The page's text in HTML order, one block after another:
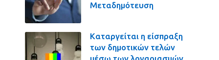
Μεταδημότευση
Καταργείται η είσπραξη
των δημοτικών τελών